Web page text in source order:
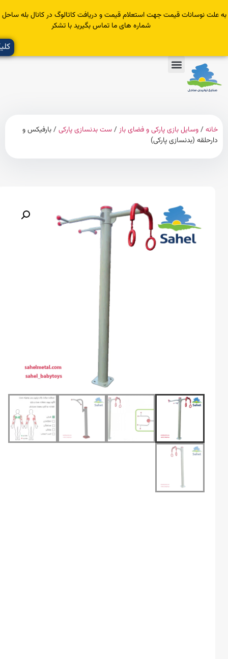
قیمت جهت استعلام قیمت و دریافت کاتالوگ در کانال بله ساحل عضو یا با
شماره های ما تماس بگیرید با تشکر
کلیک کنید
وسایل بازی پارکی و فضای باز/ست بدنسازی پارکی/ بارفیکس و
(بدنسازی پارکی)